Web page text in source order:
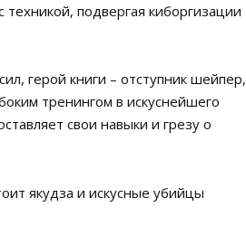
подвергая киборгизации
герой книги – отступник шейпер,
тренингом в искуснейшего
свои навыки и грезу о
якудза и искусные убийцы